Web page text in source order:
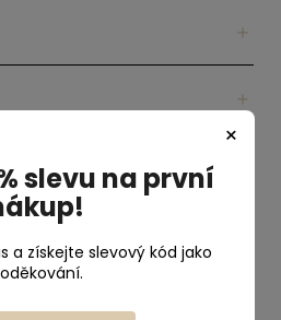
×
slevu na první
a získejte slevový kód jako